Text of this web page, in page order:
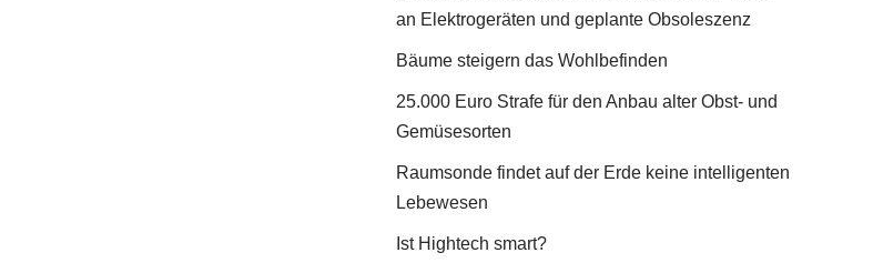
an Elektrogeräten und geplante Obsoleszenz
Bäume steigern das Wohlbefinden
25.000 Euro Strafe für den Anbau alter Obst- und
Gemüsesorten
Raumsonde findet auf der Erde keine intelligenten
Lebewesen
Ist Hightech smart?